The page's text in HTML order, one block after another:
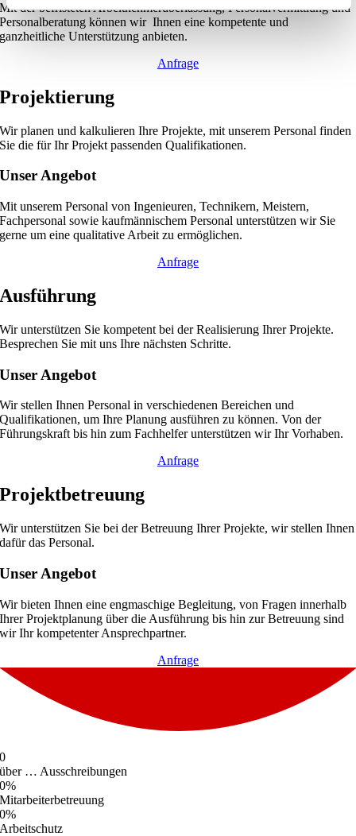
Mit der befristeten Arbeitnehmerüberlassung, Personalvermittlung und
Personalberatung können wir Ihnen eine kompetente und
ganzheitliche Unterstützung anbieten.
Anfrage
Projektierung
Wir planen und kalkulieren Ihre Projekte, mit unserem Personal finden
Sie die für Ihr Projekt passenden Qualifikationen.
Unser Angebot
Mit unserem Personal von Ingenieuren, Technikern, Meistern,
Fachpersonal sowie kaufmännischem Personal unterstützen wir Sie
gerne um eine qualitative Arbeit zu ermöglichen.
Anfrage
Ausführung
Wir unterstützen Sie kompetent bei der Realisierung Ihrer Projekte.
Besprechen Sie mit uns Ihre nächsten Schritte.
Unser Angebot
Wir stellen Ihnen Personal in verschiedenen Bereichen und
Qualifikationen, um Ihre Planung ausführen zu können. Von der
Führungskraft bis hin zum Fachhelfer unterstützen wir Ihr Vorhaben.
Anfrage
Projektbetreuung
Wir unterstützen Sie bei der Betreuung Ihrer Projekte, wir stellen Ihnen
dafür das Personal.
Unser Angebot
Wir bieten Ihnen eine engmaschige Begleitung, von Fragen innerhalb
Ihrer Projektplanung über die Ausführung bis hin zur Betreuung sind
wir Ihr kompetenter Ansprechpartner.
Anfrage
0
über … Ausschreibungen
0%
Mitarbeiterbetreuung
0%
Arbeitschutz